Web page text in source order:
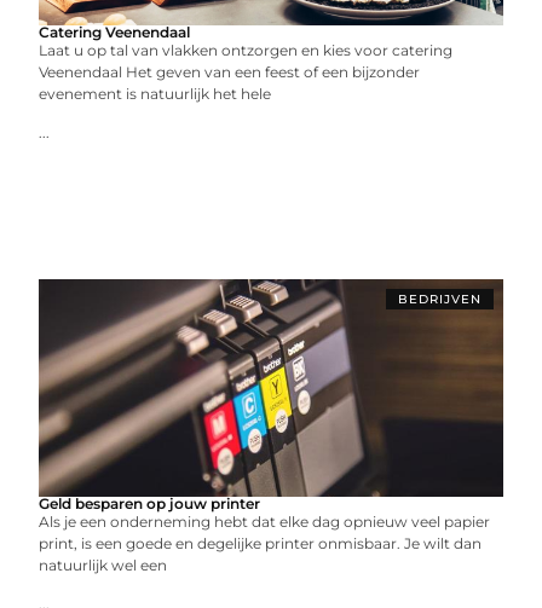
Catering Veenendaal
Laat u op tal van vlakken ontzorgen en kies voor catering
Veenendaal Het geven van een feest of een bijzonder
evenement is natuurlijk het hele
...
BEDRIJVEN
Geld besparen op jouw printer
Als je een onderneming hebt dat elke dag opnieuw veel papier
print, is een goede en degelijke printer onmisbaar. Je wilt dan
natuurlijk wel een
...